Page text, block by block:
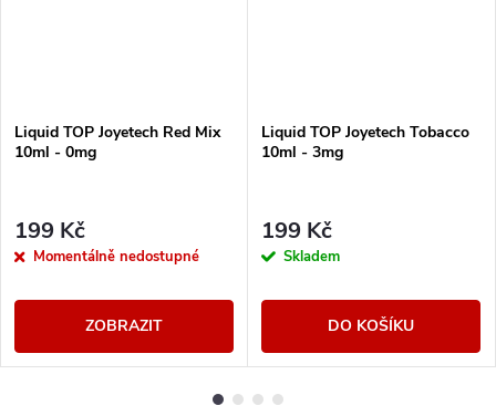
Liquid TOP Joyetech Red Mix
10ml - 0mg
199 Kč
Momentálně nedostupné
ZOBRAZIT
Liquid TOP Joyetech Tobacco
10ml - 3mg
199 Kč
Skladem
DO KOŠÍKU